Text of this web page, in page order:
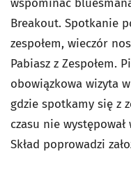
wspominać
Breakout. Spotkanie
zespołem, wieczór
Pabiasz z Zespołem.
obowiązkowa wizyta
gdzie spotkamy się z
czasu nie występował
Skład poprowadzi